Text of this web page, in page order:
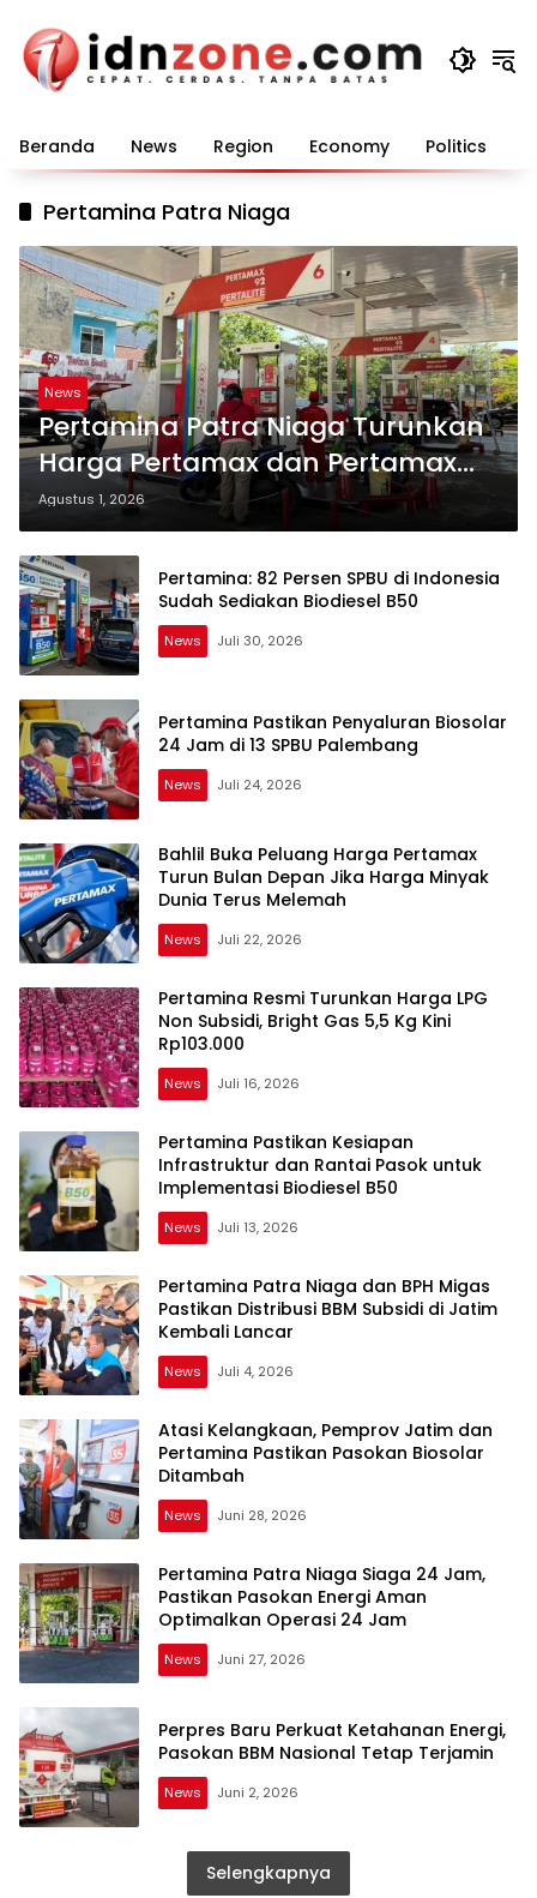
konten
Beranda News Region Economy Politics
Pertamina Patra Niaga
News
Pertamina Patra Niaga Turunkan
Harga Pertamax dan Pertamax
Turbo per 1 Agustus 2026
Agustus 1, 2026
Pertamina: 82 Persen SPBU di Indonesia
Sudah Sediakan Biodiesel B50
News Juli 30, 2026
Pertamina Pastikan Penyaluran Biosolar
24 Jam di 13 SPBU Palembang
News Juli 24, 2026
Bahlil Buka Peluang Harga Pertamax
Turun Bulan Depan Jika Harga Minyak
Dunia Terus Melemah
News Juli 22, 2026
Pertamina Resmi Turunkan Harga LPG
Non Subsidi, Bright Gas 5,5 Kg Kini
Rp103.000
News Juli 16, 2026
Pertamina Pastikan Kesiapan
Infrastruktur dan Rantai Pasok untuk
Implementasi Biodiesel B50
News Juli 13, 2026
Pertamina Patra Niaga dan BPH Migas
Pastikan Distribusi BBM Subsidi di Jatim
Kembali Lancar
News Juli 4, 2026
Atasi Kelangkaan, Pemprov Jatim dan
Pertamina Pastikan Pasokan Biosolar
Ditambah
News Juni 28, 2026
​Pertamina Patra Niaga Siaga 24 Jam,
Pastikan Pasokan Energi Aman​
Optimalkan Operasi 24 Jam
News Juni 27, 2026
Perpres Baru Perkuat Ketahanan Energi,
Pasokan BBM Nasional Tetap Terjamin
News Juni 2, 2026
Selengkapnya